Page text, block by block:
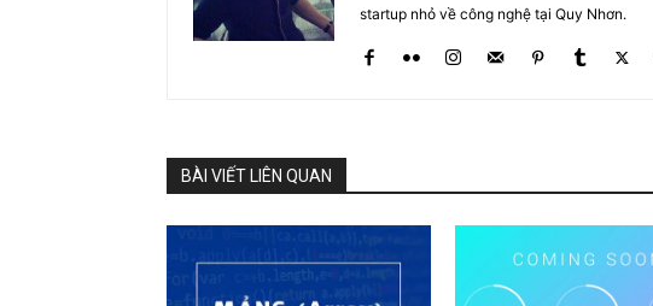
startup nhỏ về công nghệ tại Quy Nhơn.
BÀI VIẾT LIÊN QUAN